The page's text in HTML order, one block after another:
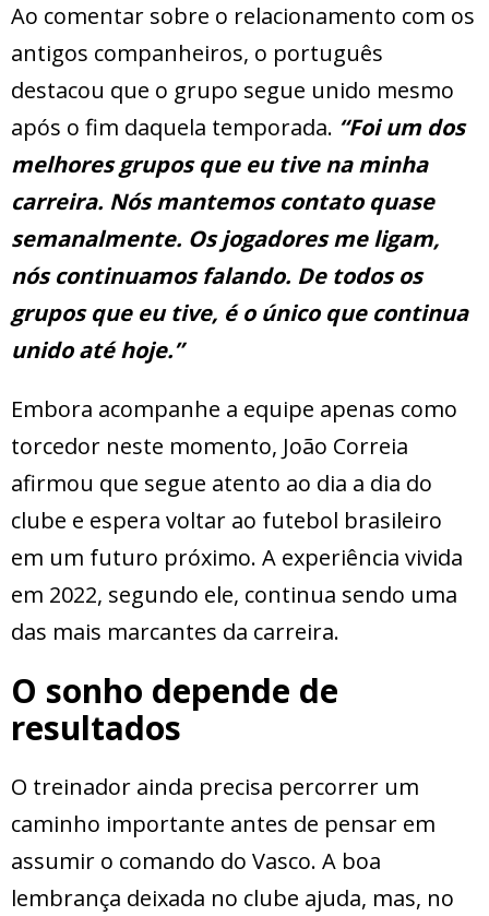
Ao comentar sobre o relacionamento com os
antigos companheiros, o português
destacou que o grupo segue unido mesmo
após o fim daquela temporada. “Foi um dos
melhores grupos que eu tive na minha
carreira. Nós mantemos contato quase
semanalmente. Os jogadores me ligam,
nós continuamos falando. De todos os
grupos que eu tive, é o único que continua
unido até hoje.”
Embora acompanhe a equipe apenas como
torcedor neste momento, João Correia
afirmou que segue atento ao dia a dia do
clube e espera voltar ao futebol brasileiro
em um futuro próximo. A experiência vivida
em 2022, segundo ele, continua sendo uma
das mais marcantes da carreira.
O sonho depende de
resultados
O treinador ainda precisa percorrer um
caminho importante antes de pensar em
assumir o comando do Vasco. A boa
lembrança deixada no clube ajuda, mas, no